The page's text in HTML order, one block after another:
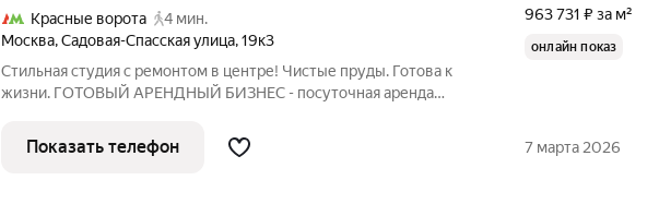
Красные ворота
4 мин.
Москва,Садовая-Спасская улица,19к3
Стильная студия с ремонтом в центре! Чистые пруды. Готова к
жизни. ГОТОВЫЙ АРЕНДНЫЙ БИЗНЕС - посуточная аренда
Продается не просто студия, а готовое к жизни стильное
пространство в самом
963 731 ₽ за м²
онлайн показ
Показать телефон 7 марта 2026